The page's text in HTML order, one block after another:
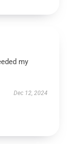
my
Dec 12, 2024